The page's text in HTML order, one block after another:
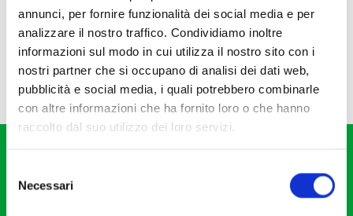
annunci, per fornire funzionalità dei social media e per
analizzare il nostro traffico. Condividiamo inoltre
informazioni sul modo in cui utilizza il nostro sito con i
nostri partner che si occupano di analisi dei dati web,
pubblicità e social media, i quali potrebbero combinarle
con altre informazioni che ha fornito loro o che hanno
raccolto dal suo utilizzo dei loro servizi.
delNecessari